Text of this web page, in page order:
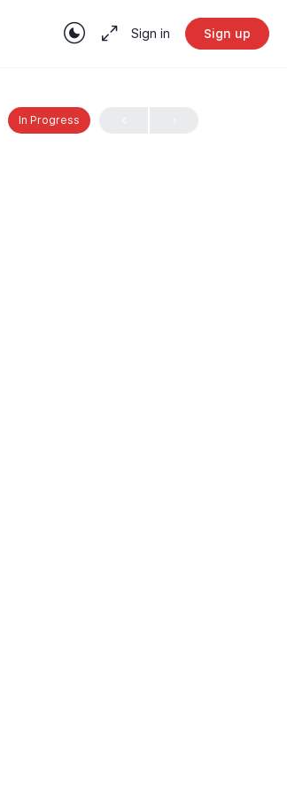
Sign in Sign up
In Progress